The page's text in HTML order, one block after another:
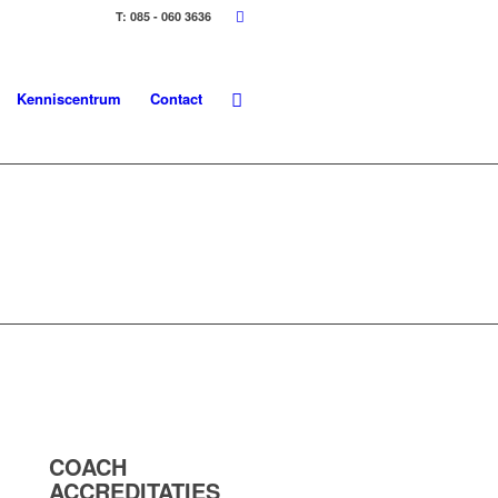
T: 085 - 060 3636
Kenniscentrum Contact
COACH
ACCREDITATIES